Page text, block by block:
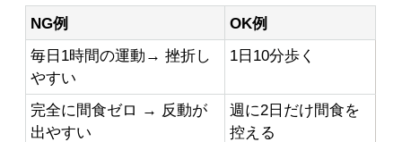
NG例
OK例
毎日1時間の運動→ 挫折し
やすい
1日10分歩く
完全に間食ゼロ → 反動が
出やすい
週に2日だけ間食を
控える